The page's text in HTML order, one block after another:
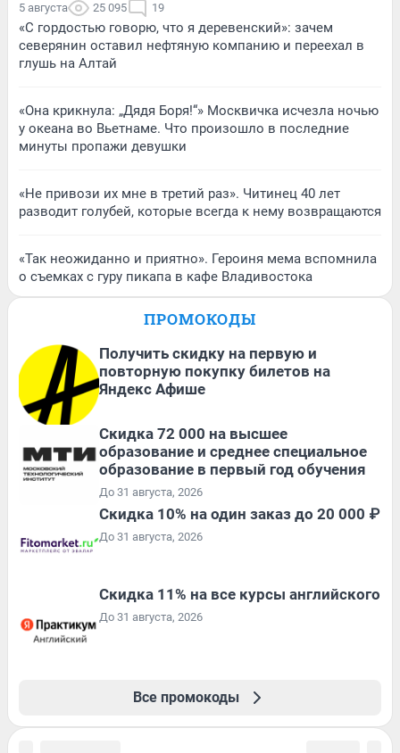
5 августа 25 095 19
«С гордостью говорю, что я деревенский»: зачем
северянин оставил нефтяную компанию и переехал в
глушь на Алтай
«Она крикнула: „Дядя Боря!“» Москвичка исчезла ночью
у океана во Вьетнаме. Что произошло в последние
минуты пропажи девушки
«Не привози их мне в третий раз». Читинец 40 лет
разводит голубей, которые всегда к нему возвращаются
«Так неожиданно и приятно». Героиня мема вспомнила
о съемках с гуру пикапа в кафе Владивостока
ПРОМОКОДЫ
Получить скидку на первую и
повторную покупку билетов на
Яндекс Афише
Скидка 72 000 на высшее
образование и среднее специальное
образование в первый год обучения
До 31 августа, 2026
Скидка 10% на один заказ до 20 000 ₽
До 31 августа, 2026
Скидка 11% на все курсы английского
До 31 августа, 2026
Все промокоды